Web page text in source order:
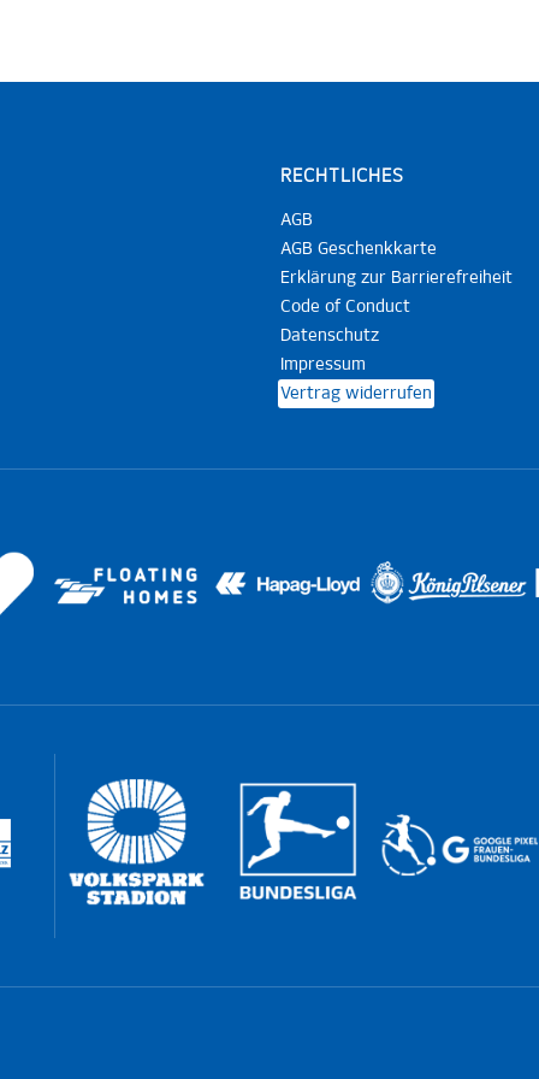
RECHTLICHES
AGB
AGB Geschenkkarte
Erklärung zur Barrierefreiheit
Code of Conduct
Datenschutz
Impressum
Vertrag widerrufen